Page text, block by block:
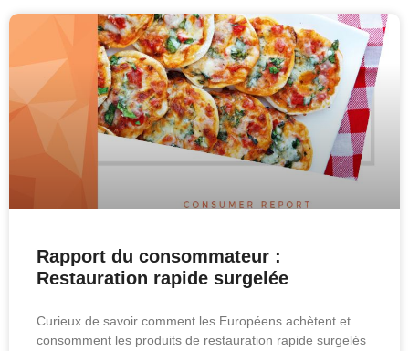
Rapport du consommateur :
Restauration rapide surgelée
Curieux de savoir comment les Européens achètent et
consomment les produits de restauration rapide surgelés